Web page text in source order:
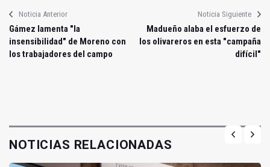
Noticia Anterior
Gámez lamenta "la
insensibilidad" de Moreno con
los trabajadores del campo
Noticia Siguiente
Madueño alaba el esfuerzo de
los olivareros en esta "campaña
difícil"
NOTICIAS RELACIONADAS